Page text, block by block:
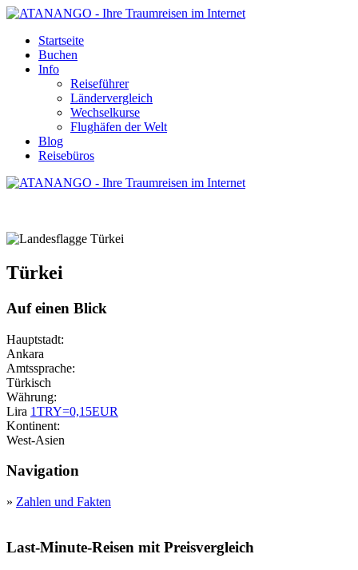
Startseite
Buchen
Info
Reiseführer
Ländervergleich
Wechselkurse
Flughäfen der Welt
Blog
Reisebüros
Türkei
Auf einen Blick
Hauptstadt:
Ankara
Amtssprache:
Türkisch
Währung:
Lira 1TRY=0,15EUR
Kontinent:
West-Asien
Navigation
» Zahlen und Fakten
Last-Minute-Reisen mit Preisvergleich